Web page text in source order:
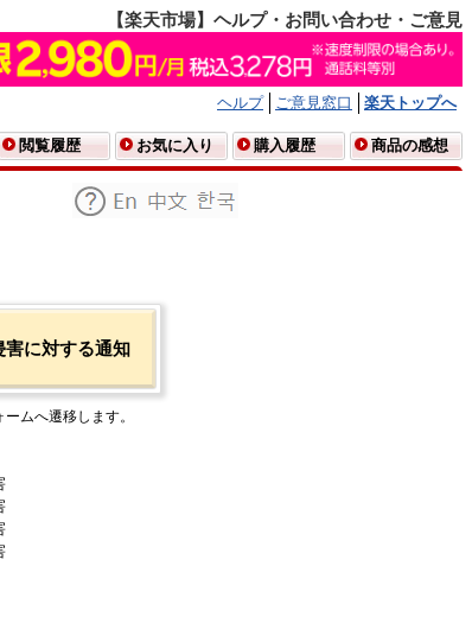
【楽天市場】ヘルプ・お問い合わせ・ご意見
ヘルプ ご意見窓口
楽天トップへ
閲覧履歴 お気に入り 購入履歴 商品の感想
害に対する通知
ームへ遷移します。